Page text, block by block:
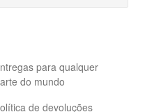
para qualquer
do mundo
de devoluções